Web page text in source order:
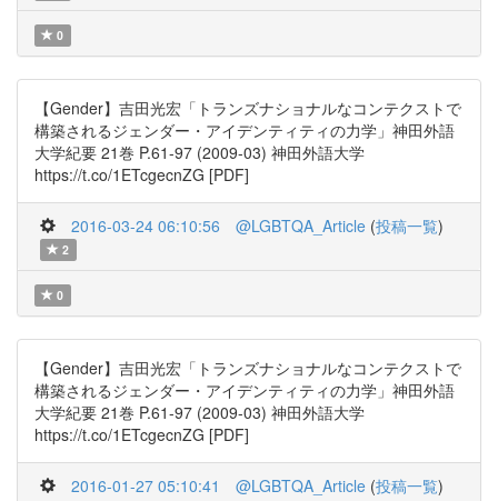
0
【Gender】吉田光宏「トランズナショナルなコンテクストで
構築されるジェンダー・アイデンティティの力学」神田外語
大学紀要 21巻 P.61-97 (2009-03) 神田外語大学
https://t.co/1ETcgecnZG [PDF]
2016-03-24 06:10:56 @LGBTQA_Article (投稿一覧)
2
0
【Gender】吉田光宏「トランズナショナルなコンテクストで
構築されるジェンダー・アイデンティティの力学」神田外語
大学紀要 21巻 P.61-97 (2009-03) 神田外語大学
https://t.co/1ETcgecnZG [PDF]
2016-01-27 05:10:41 @LGBTQA_Article (投稿一覧)